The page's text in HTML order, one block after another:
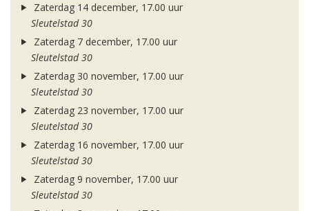
Zaterdag 14 december, 17.00 uur
Sleutelstad 30
Zaterdag 7 december, 17.00 uur
Sleutelstad 30
Zaterdag 30 november, 17.00 uur
Sleutelstad 30
Zaterdag 23 november, 17.00 uur
Sleutelstad 30
Zaterdag 16 november, 17.00 uur
Sleutelstad 30
Zaterdag 9 november, 17.00 uur
Sleutelstad 30